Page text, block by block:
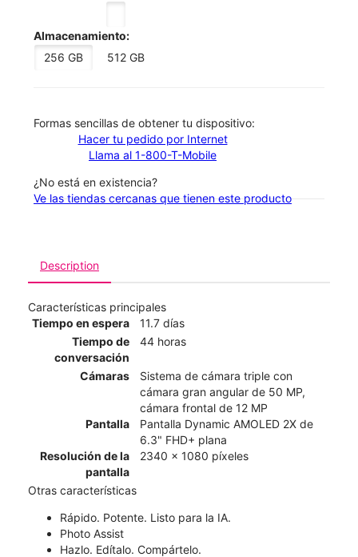
Almacenamiento:
256 GB
512 GB
​​​​​​​Formas sencillas de obtener tu dispositivo:
Hacer tu pedido por Internet
Llama al 1-800-T-Mobile
¿No está en existencia?
Ve las tiendas cercanas que tienen este producto
Description
Características principales
Tiempo en espera
11.7 días
Tiempo de
conversación
44 horas
Cámaras
Sistema de cámara triple con
cámara gran angular de 50 MP,
cámara frontal de 12 MP
Pantalla
Pantalla Dynamic AMOLED 2X de
6.3" FHD+ plana
Resolución de la
pantalla
2340 x 1080 píxeles
Otras características
Rápido. Potente. Listo para la IA.
Photo Assist
Hazlo. Edítalo. Compártelo.